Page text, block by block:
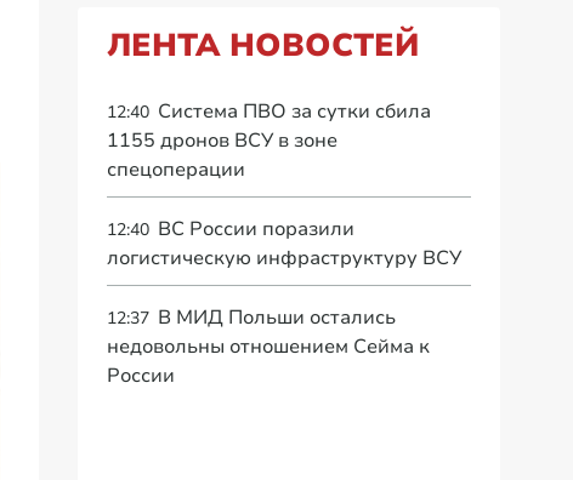
ЛЕНТА НОВОСТЕЙ
12:40 Система ПВО за сутки сбила
1155 дронов ВСУ в зоне
спецоперации
12:40 ВС России поразили
логистическую инфраструктуру ВСУ
12:37 В МИД Польши остались
недовольны отношением Сейма к
России